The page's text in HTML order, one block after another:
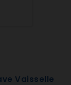
Vaisselle